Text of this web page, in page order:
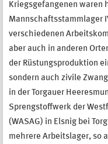
Kriegsgefangenen waren
Mannschaftsstammlager
verschiedenen
aber auch in anderen
der Rüstungsproduktion
sondern auch zivile
in der Torgauer
Sprengstoffwerk der
(WASAG) in Elsnig bei
mehrere Arbeitslager, so